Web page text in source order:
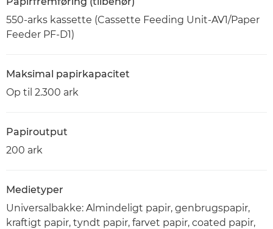
550-arks kassette (Cassette Feeding Unit-AV1/Paper
Feeder PF-D1)
Maksimal papirkapacitet
Op til 2.300 ark
Papiroutput
200 ark
Medietyper
Universalbakke: Almindeligt papir, genbrugspapir,
kraftigt papir, tyndt papir, farvet papir, coated papir,